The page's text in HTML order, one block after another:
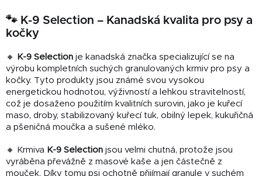
🐾 K-9 Selection – Kanadská kvalita pro psy a
kočky
🔸 K-9 Selection je kanadská značka specializující se na
výrobu kompletních suchých granulovaných krmiv pro psy a
kočky. Tyto produkty jsou známé svou vysokou
energetickou hodnotou, výživností a lehkou stravitelností,
což je dosaženo použitím kvalitních surovin, jako je kuřecí
maso, droby, stabilizovaný kuřecí tuk, obilný lepek, kukuřičná
a pšeničná moučka a sušené mléko.
🔸 Krmiva K-9 Selection jsou velmi chutná, protože jsou
vyráběna převážně z masové kaše a jen částečně z
mouček. Díky tomu psi ochotně přijímají granule v suchém